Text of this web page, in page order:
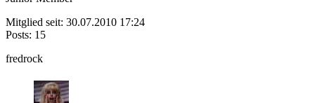
Mitglied seit: 30.07.2010 17:24
Posts: 15
fredrock